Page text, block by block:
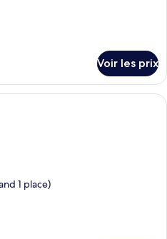
Voir les prix
Une maison à deux étages avec un
1 place)